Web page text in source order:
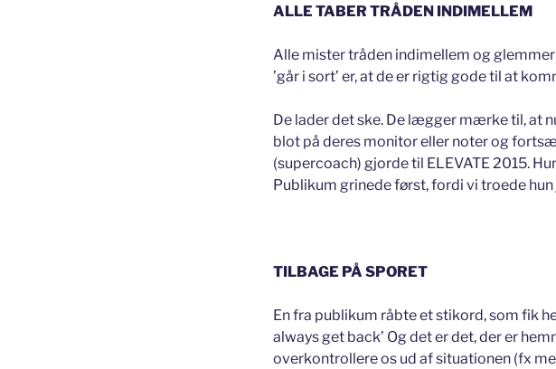
ALLE TABER TRÅDEN INDIMELLEM
Alle mister tråden indimellem og
’går i sort’ er, at de er rigtig gode til at
De lader det ske. De lægger mærke til, at
blot på deres monitor eller noter og
(supercoach) gjorde til ELEVATE 2015.
Publikum grinede først, fordi vi troede hun
TILBAGE PÅ SPORET
En fra publikum råbte et stikord, som fik
always get back’ Og det er det, der er
overkontrollere os ud af situationen (fx